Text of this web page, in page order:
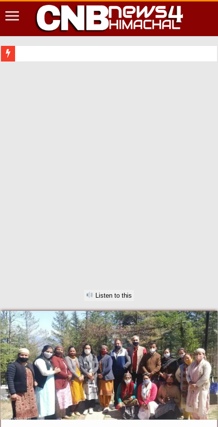
Listen to this